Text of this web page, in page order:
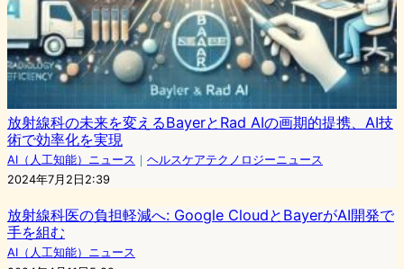
放射線科の未来を変えるBayerとRad AIの画期的提携、AI技
術で効率化を実現
AI（人工知能）ニュース ｜ ヘルスケアテクノロジーニュース
2024年7月2日2:39
放射線科医の負担軽減へ: Google CloudとBayerがAI開発で
手を組む
AI（人工知能）ニュース